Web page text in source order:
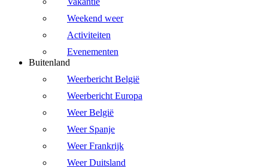
Weekend weer
Activiteiten
Evenementen
Buitenland
Weerbericht België
Weerbericht Europa
Weer België
Weer Spanje
Weer Frankrijk
Weer Duitsland